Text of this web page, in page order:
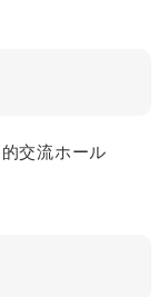
交流ホール